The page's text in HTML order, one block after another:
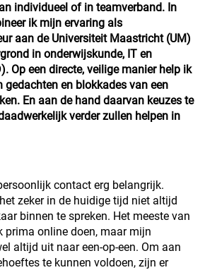
individueel of in teamverband. In
ik mijn ervaring als
aan de Universiteit Maastricht (UM)
in onderwijskunde, IT en
Op een directe, veilige manier help ik
gedachten en blokkades van een
En aan de hand daarvan keuzes te
verder zullen helpen in
contact erg belangrijk.
zeker in de huidige tijd niet altijd
binnen te spreken. Het meeste van
prima online doen, maar mijn
altijd uit naar een-op-een. Om aan
te kunnen voldoen, zijn er